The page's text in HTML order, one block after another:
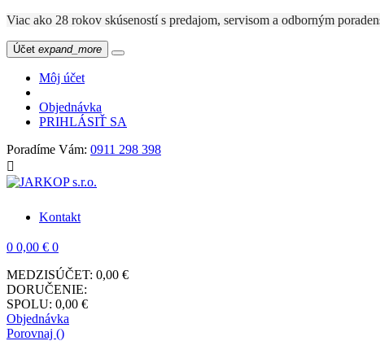
Viac ako 28 rokov skúseností s predajom, servisom a
Účet expand_more
Môj účet
Objednávka
PRIHLÁSIŤ SA
Poradíme Vám: 0911 298 398

Kontakt
0 0,00 € 0
MEDZISÚČET: 0,00 €
DORUČENIE:
SPOLU: 0,00 €
Objednávka
Porovnaj ()